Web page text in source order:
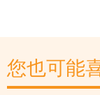
您也可能